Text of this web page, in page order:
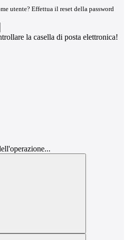
utente? Effettua il reset della password
la casella di posta elettronica!